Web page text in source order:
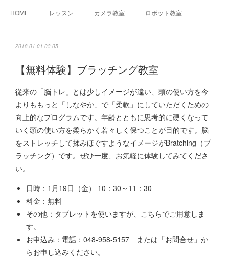
HOME レッスン カメラ教室 ロボット教室
2018.01.01 03:05
【無料体験】ブラッチング教室
従来の「脳トレ」とは少しイメージが違い、頭の使い方を今
よりももっと「しなやか」で「柔軟」にしていただくための
向上的なプログラムです。年齢とともに思考的に硬くなって
いく頭の使い方を柔らかく若々しく保つことが目的です。脳
をストレッチして揉みほぐすようなイメージがBratching（ブ
ラッチング）です。ぜひ一度、お気軽に体験してみてくださ
い。
日時：1月19日（金） 10：30～11：30
料金：無料
その他：タブレットを使いますが、こちらでご用意しま
す。
お申込み：電話：048-958-5157 または「お問合せ」か
らお申し込みください。